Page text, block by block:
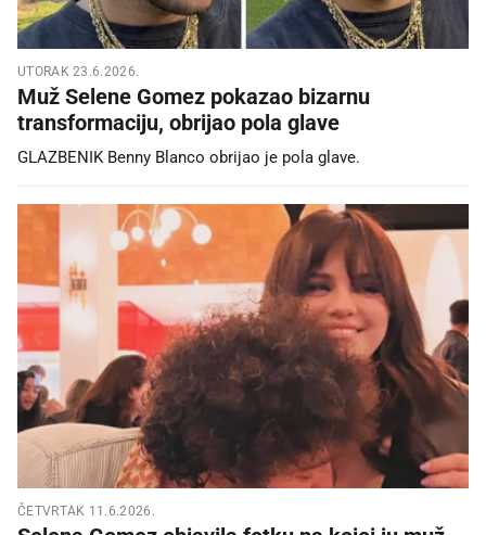
UTORAK 23.6.2026.
Muž Selene Gomez pokazao bizarnu
transformaciju, obrijao pola glave
GLAZBENIK Benny Blanco obrijao je pola glave.
ČETVRTAK 11.6.2026.